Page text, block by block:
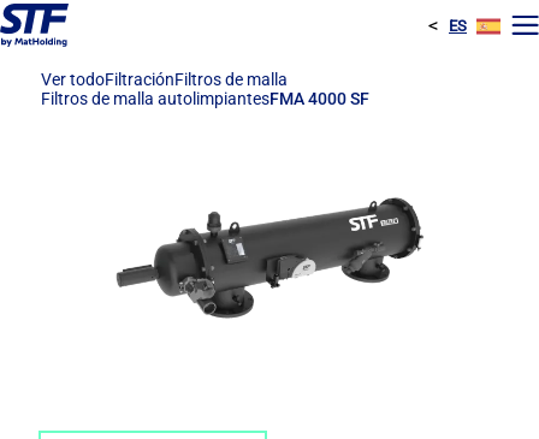
< ES
Ver todoFiltraciónFiltros de malla
Filtros de malla autolimpiantesFMA 4000 SF